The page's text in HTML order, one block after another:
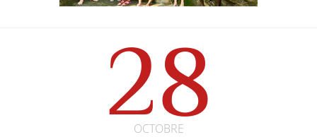
28
OCTOBRE